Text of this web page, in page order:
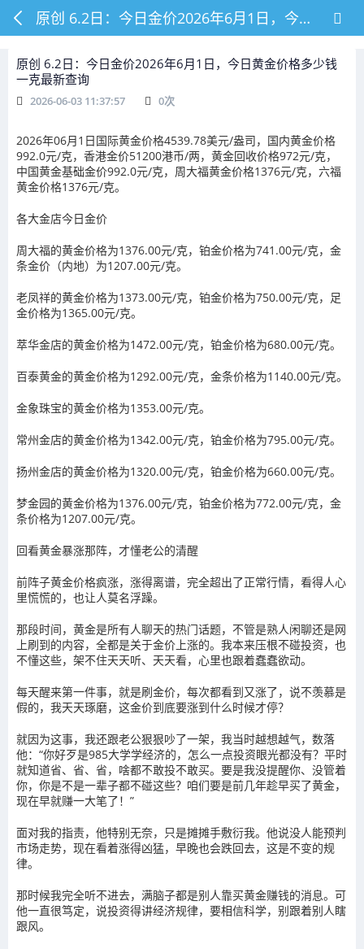
原创 6.2日：今日金价2026年6月1日，今日黄金价格多少钱一克最新查询
原创 6.2日：今日金价2026年6月1日，今日黄金价格多少钱
一克最新查询
2026-06-03 11:37:57 0次
2026年06月1日国际黄金价格4539.78美元/盎司，国内黄金价格
992.0元/克，香港金价51200港币/两，黄金回收价格972元/克，
中国黄金基础金价992.0元/克，周大福黄金价格1376元/克，六福
黄金价格1376元/克。
各大金店今日金价
周大福的黄金价格为1376.00元/克，铂金价格为741.00元/克，金
条金价（内地）为1207.00元/克。
老凤祥的黄金价格为1373.00元/克，铂金价格为750.00元/克，足
金价格为1365.00元/克。
萃华金店的黄金价格为1472.00元/克，铂金价格为680.00元/克。
百泰黄金的黄金价格为1292.00元/克，金条价格为1140.00元/克。
金象珠宝的黄金价格为1353.00元/克。
常州金店的黄金价格为1342.00元/克，铂金价格为795.00元/克。
扬州金店的黄金价格为1320.00元/克，铂金价格为660.00元/克。
梦金园的黄金价格为1376.00元/克，铂金价格为772.00元/克，金
条价格为1207.00元/克。
回看黄金暴涨那阵，才懂老公的清醒
前阵子黄金价格疯涨，涨得离谱，完全超出了正常行情，看得人心
里慌慌的，也让人莫名浮躁。
那段时间，黄金是所有人聊天的热门话题，不管是熟人闲聊还是网
上刷到的内容，全都是关于金价上涨的。我本来压根不碰投资，也
不懂这些，架不住天天听、天天看，心里也跟着蠢蠢欲动。
每天醒来第一件事，就是刷金价，每次都看到又涨了，说不羡慕是
假的，我天天琢磨，这金价到底要涨到什么时候才停？
就因为这事，我还跟老公狠狠吵了一架，我当时越想越气，数落
他：“你好歹是985大学学经济的，怎么一点投资眼光都没有？平时
就知道省、省、省，啥都不敢投不敢买。要是我没提醒你、没管着
你，你是不是一辈子都不碰这些？咱们要是前几年趁早买了黄金，
现在早就赚一大笔了！”
面对我的指责，他特别无奈，只是摊摊手敷衍我。他说没人能预判
市场走势，现在看着涨得凶猛，早晚也会跌回去，这是不变的规
律。
那时候我完全听不进去，满脑子都是别人靠买黄金赚钱的消息。可
他一直很笃定，说投资得讲经济规律，要相信科学，别跟着别人瞎
跟风。